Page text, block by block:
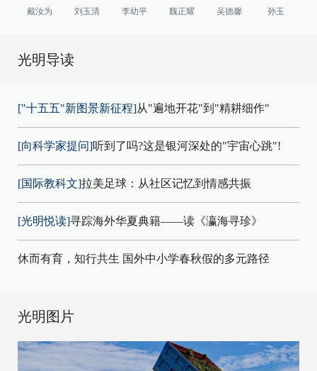
戴汝为
刘玉清 李幼平 魏正耀 吴德馨 孙玉
光明导读
["十五五"新图景新征程]从"遍地开花"到"精耕细作"
[向科学家提问]听到了吗?这是银河深处的"宇宙心跳"!
[国际教科文]拉美足球：从社区记忆到情感共振
[光明悦读]寻踪海外华夏典籍——读《瀛海寻珍》
休而有育，知行共生 国外中小学春秋假的多元路径
光明图片